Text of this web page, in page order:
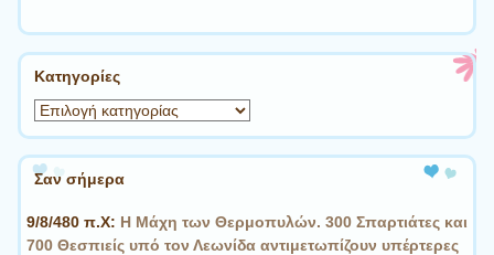
Kατηγορίες
Kατηγορίες
Σαν σήμερα
9/8/480 π.Χ: Η Μάχη των Θερμοπυλών. 300 Σπαρτιάτες και
700 Θεσπιείς υπό τον Λεωνίδα αντιμετωπίζουν υπέρτερες